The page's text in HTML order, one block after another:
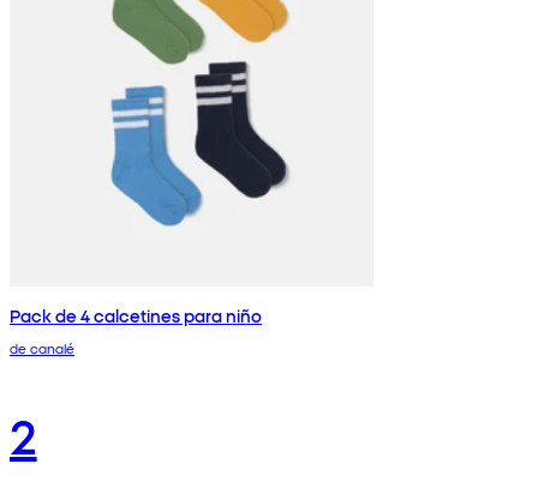
Pack de 4 calcetines para niño
de canalé
2